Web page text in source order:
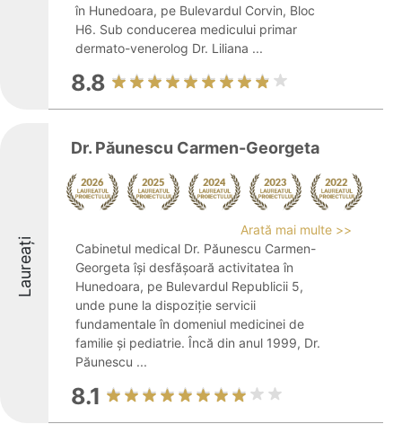
în Hunedoara, pe Bulevardul Corvin, Bloc
H6. Sub conducerea medicului primar
dermato-venerolog Dr. Liliana ...
8.8
Laureați
Dr. Păunescu Carmen-Georgeta
Arată mai multe >>
Cabinetul medical Dr. Păunescu Carmen-
Georgeta își desfășoară activitatea în
Hunedoara, pe Bulevardul Republicii 5,
unde pune la dispoziție servicii
fundamentale în domeniul medicinei de
familie și pediatrie. Încă din anul 1999, Dr.
Păunescu ...
8.1